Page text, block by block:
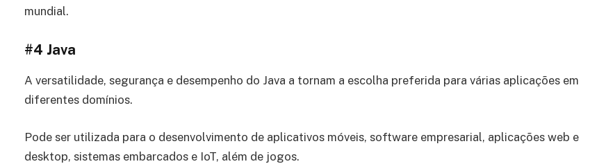
mundial.
#4 Java
A versatilidade, segurança e desempenho do Java a tornam a escolha preferida para várias aplicações em
diferentes domínios.
Pode ser utilizada para o desenvolvimento de aplicativos móveis, software empresarial, aplicações web e
desktop, sistemas embarcados e IoT, além de jogos.